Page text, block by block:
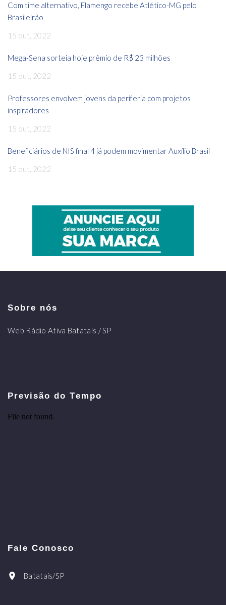
Com time alternativo, Flamengo recebe Atlético-MG pelo
Brasileirão
15 out, 2022
Mega-Sena sorteia hoje prêmio de R$ 23 milhões
15 out, 2022
Professores envolvem jovens da periferia com projetos
inspiradores
15 out, 2022
Beneficiários de NIS final 4 já podem movimentar Auxílio Brasil
15 out, 2022
Sobre nós
Web Rádio Ativa Batatais / SP
Previsão do Tempo
Fale Conosco
Batatais/SP